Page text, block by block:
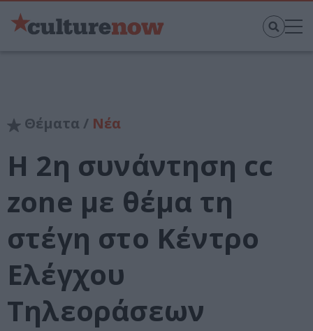
Θέματα / Νέα
Η 2η συνάντηση cc
zone με θέμα τη
στέγη στο Κέντρο
Ελέγχου
Τηλεοράσεων